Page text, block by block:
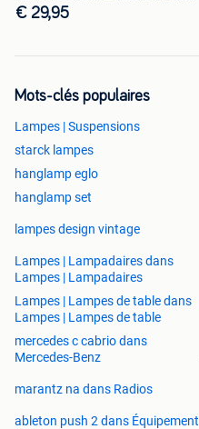
stekker
€ 29,95
Mots-clés populaires
Lampes | Suspensions
starck lampes
hanglamp eglo
hanglamp set
lampes design vintage
Lampes | Lampadaires dans
Lampes | Lampadaires
Lampes | Lampes de table dans
Lampes | Lampes de table
mercedes c cabrio dans
Mercedes-Benz
marantz na dans Radios
ableton push 2 dans Équipement